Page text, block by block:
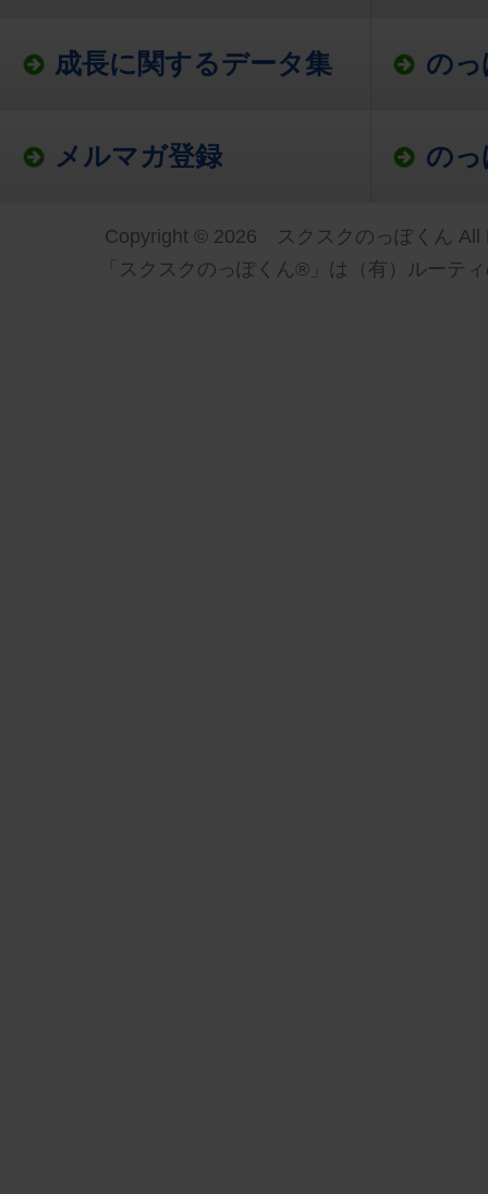
成長に関するデータ集 の
メルマガ登録 の
Copyright © 2026 スクスクのっぽくん All
「スクスクのっぽくん®」は（有）ルーテ